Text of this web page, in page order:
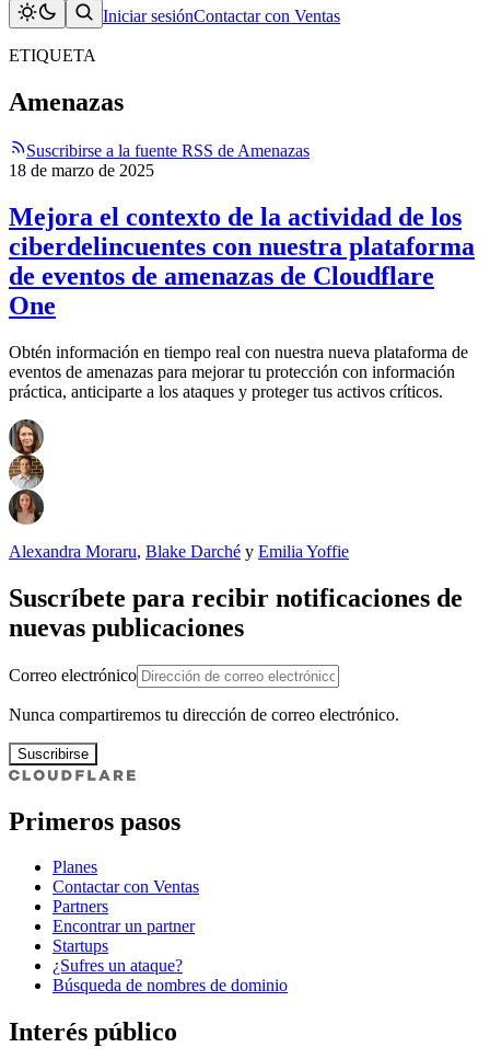
Iniciar sesiónContactar con Ventas
ETIQUETA
Amenazas
Suscribirse a la fuente RSS de Amenazas
18 de marzo de 2025
Mejora el contexto de la actividad de los
ciberdelincuentes con nuestra plataforma
de eventos de amenazas de Cloudflare
One
Obtén información en tiempo real con nuestra nueva plataforma de
eventos de amenazas para mejorar tu protección con información
práctica, anticiparte a los ataques y proteger tus activos críticos.
Alexandra Moraru, Blake Darché y Emilia Yoffie
Suscríbete para recibir notificaciones de
nuevas publicaciones
Correo electrónico
Nunca compartiremos tu dirección de correo electrónico.
Suscribirse
Primeros pasos
Planes
Contactar con Ventas
Partners
Encontrar un partner
Startups
¿Sufres un ataque?
Búsqueda de nombres de dominio
Interés público